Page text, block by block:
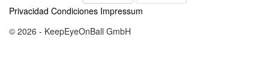
Privacidad Condiciones Impressum
© 2026 - KeepEyeOnBall GmbH